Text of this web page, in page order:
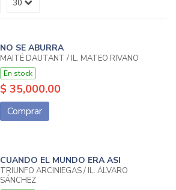
NO SE ABURRA
MAITÉ DAUTANT / IL. MATEO RIVANO
En stock
$ 35,000.00
Comprar
CUANDO EL MUNDO ERA ASI
TRIUNFO ARCINIEGAS / IL. ÁLVARO
SÁNCHEZ